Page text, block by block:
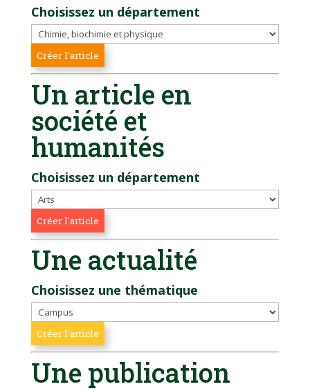
Choisissez un département
Un article en
société et
humanités
Choisissez un département
Une actualité
Choisissez une thématique
Une publication